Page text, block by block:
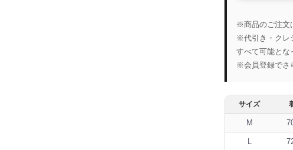
※商品のご注文
※代引き・クレ
すべて可能とな
※会員登録でさ
サイズ
M
L